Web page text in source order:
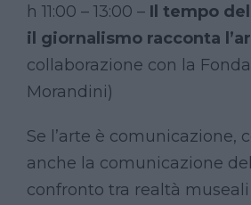
h 11:00 – 13:00 – Il tempo
il giornalismo racconta
collaborazione con la
Morandini)
Se l’arte è comunicazione,
anche la comunicazione
confronto tra realtà